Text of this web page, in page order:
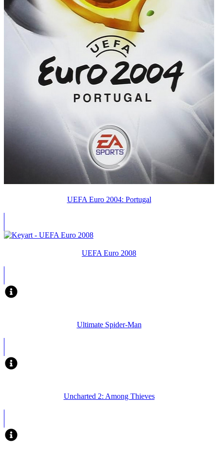
UEFA Euro 2004: Portugal
UEFA Euro 2008
Ultimate Spider-Man
Uncharted 2: Among Thieves